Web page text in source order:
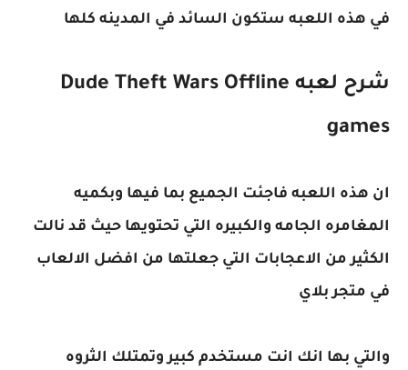
في هذه اللعبه ستكون السائد في المدينه كلها
شرح لعبه Dude Theft Wars Offline
games
ان هذه اللعبه فاجئت الجميع بما فيها وبكميه
المغامره الجامه والكبيره التي تحتويها حيث قد نالت
الكثير من الاعجابات التي جعلتها من افضل الالعاب
في متجر بلاي
والتي بها انك انت مستخدم كبير وتمتلك الثروه